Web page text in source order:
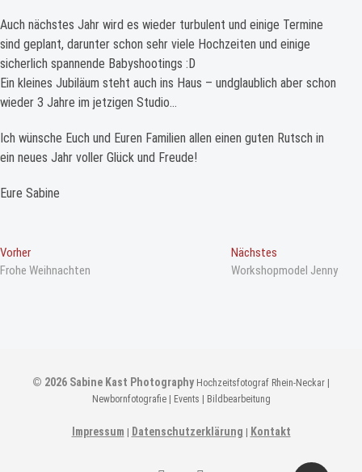
Auch nächstes Jahr wird es wieder turbulent und einige Termine
sind geplant, darunter schon sehr viele Hochzeiten und einige
sicherlich spannende Babyshootings :D
Ein kleines Jubiläum steht auch ins Haus – undglaublich aber schon
wieder 3 Jahre im jetzigen Studio…
​Ich wünsche Euch und Euren Familien allen einen guten Rutsch in
ein neues Jahr voller Glück und Freude!
Eure Sabine
B
e
VorherVorheriger
Beitrag
Frohe Weihnachten
Nächstes
Beitrag
Workshopmodel Jenny
© 2026 Sabine Kast Photography Hochzeitsfotograf Rhein-Neckar |
Newbornfotografie | Events | Bildbearbeitung
Impressum Datenschutzerklärung Kontakt